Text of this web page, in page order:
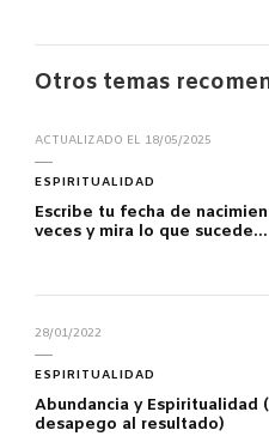
Otros temas
ACTUALIZADO EL 18/05/2025
ESPIRITUALIDAD
Escribe tu fecha de
veces y mira lo que sucede…
28/01/2022
ESPIRITUALIDAD
Abundancia y Espiritualidad
desapego al resultado)